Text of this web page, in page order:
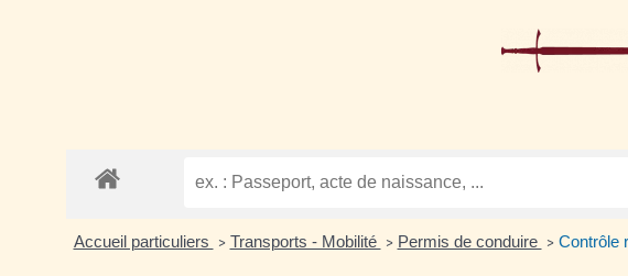
Accueil particuliers > Transports - Mobilité > Permis de conduire > Contrôle